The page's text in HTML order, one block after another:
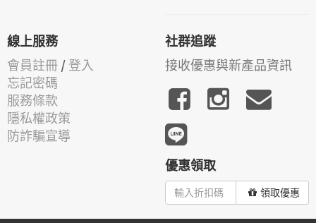
線上服務
會員註冊 / 登入
忘記密碼
服務條款
隱私權政策
防詐騙宣導
社群追蹤
接收優惠與新產品資訊
優惠領取
領取優惠